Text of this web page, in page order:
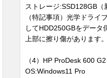
ストレージ:SSD128GB
（特記事項）光学ドライ
してHDD250GBをデータ
上部に擦り傷があります。
（4）HP ProDesk 600
OS:Windows11 Pro